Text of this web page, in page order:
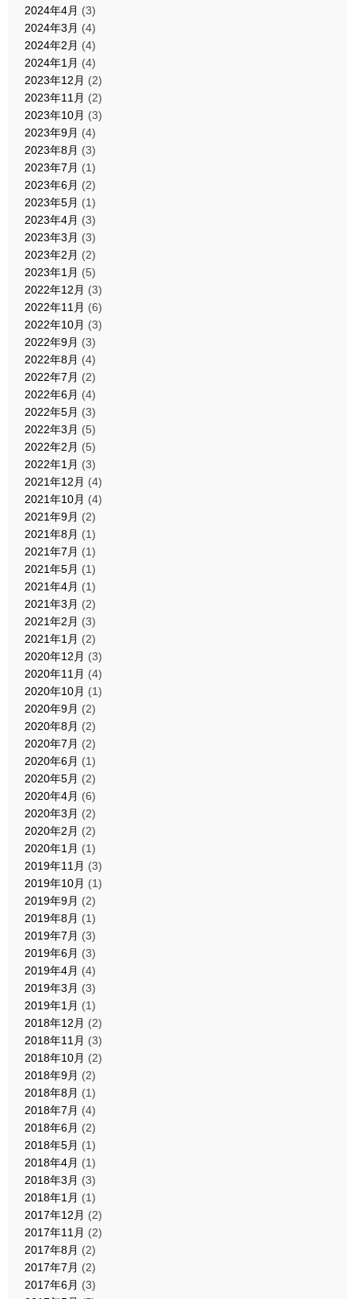
2024年4月 (3)
2024年3月 (4)
2024年2月 (4)
2024年1月 (4)
2023年12月 (2)
2023年11月 (2)
2023年10月 (3)
2023年9月 (4)
2023年8月 (3)
2023年7月 (1)
2023年6月 (2)
2023年5月 (1)
2023年4月 (3)
2023年3月 (3)
2023年2月 (2)
2023年1月 (5)
2022年12月 (3)
2022年11月 (6)
2022年10月 (3)
2022年9月 (3)
2022年8月 (4)
2022年7月 (2)
2022年6月 (4)
2022年5月 (3)
2022年3月 (5)
2022年2月 (5)
2022年1月 (3)
2021年12月 (4)
2021年10月 (4)
2021年9月 (2)
2021年8月 (1)
2021年7月 (1)
2021年5月 (1)
2021年4月 (1)
2021年3月 (2)
2021年2月 (3)
2021年1月 (2)
2020年12月 (3)
2020年11月 (4)
2020年10月 (1)
2020年9月 (2)
2020年8月 (2)
2020年7月 (2)
2020年6月 (1)
2020年5月 (2)
2020年4月 (6)
2020年3月 (2)
2020年2月 (2)
2020年1月 (1)
2019年11月 (3)
2019年10月 (1)
2019年9月 (2)
2019年8月 (1)
2019年7月 (3)
2019年6月 (3)
2019年4月 (4)
2019年3月 (3)
2019年1月 (1)
2018年12月 (2)
2018年11月 (3)
2018年10月 (2)
2018年9月 (2)
2018年8月 (1)
2018年7月 (4)
2018年6月 (2)
2018年5月 (1)
2018年4月 (1)
2018年3月 (3)
2018年1月 (1)
2017年12月 (2)
2017年11月 (2)
2017年8月 (2)
2017年7月 (2)
2017年6月 (3)